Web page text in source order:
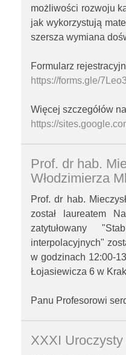
możliwości rozwoju
jak wykorzystują
szersza wymiana
Formularz
https://forms.gle/
Więcej szczegółów
https://
Prof. dr hab.
Włodzimierza
Prof. dr hab.
został laureatem
zatytułowany
interpolacyjnych"
w godzinach 12:00-
Łojasiewicza 6 w
Panu Profesorowi
XXXI